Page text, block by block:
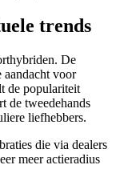
trends
De
aandacht voor
de populariteit
de tweedehands
liefhebbers.
die via dealers
meer actieradius